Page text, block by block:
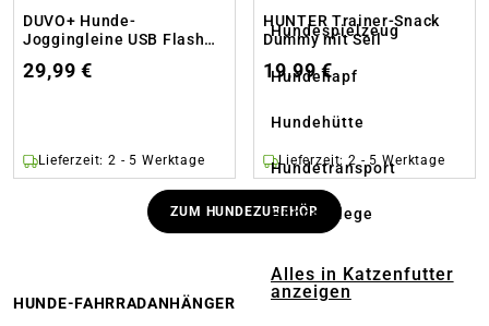
Hundespielzeug
Hundenapf
Hundehütte
Hundetransport
Hundepflege
Alles in Katzenfutter
anzeigen
DUVO+ Hunde-
Joggingleine USB Flash
29,99 €
Lieferzeit: 2 - 5 Werktage
HUNTER Trainer-Snack
Dummy mit Seil
19,99 €
Lieferzeit: 2 - 5 Werktage
ZUM HUNDEZUBEHÖR
HUNDE-FAHRRADANHÄNGER